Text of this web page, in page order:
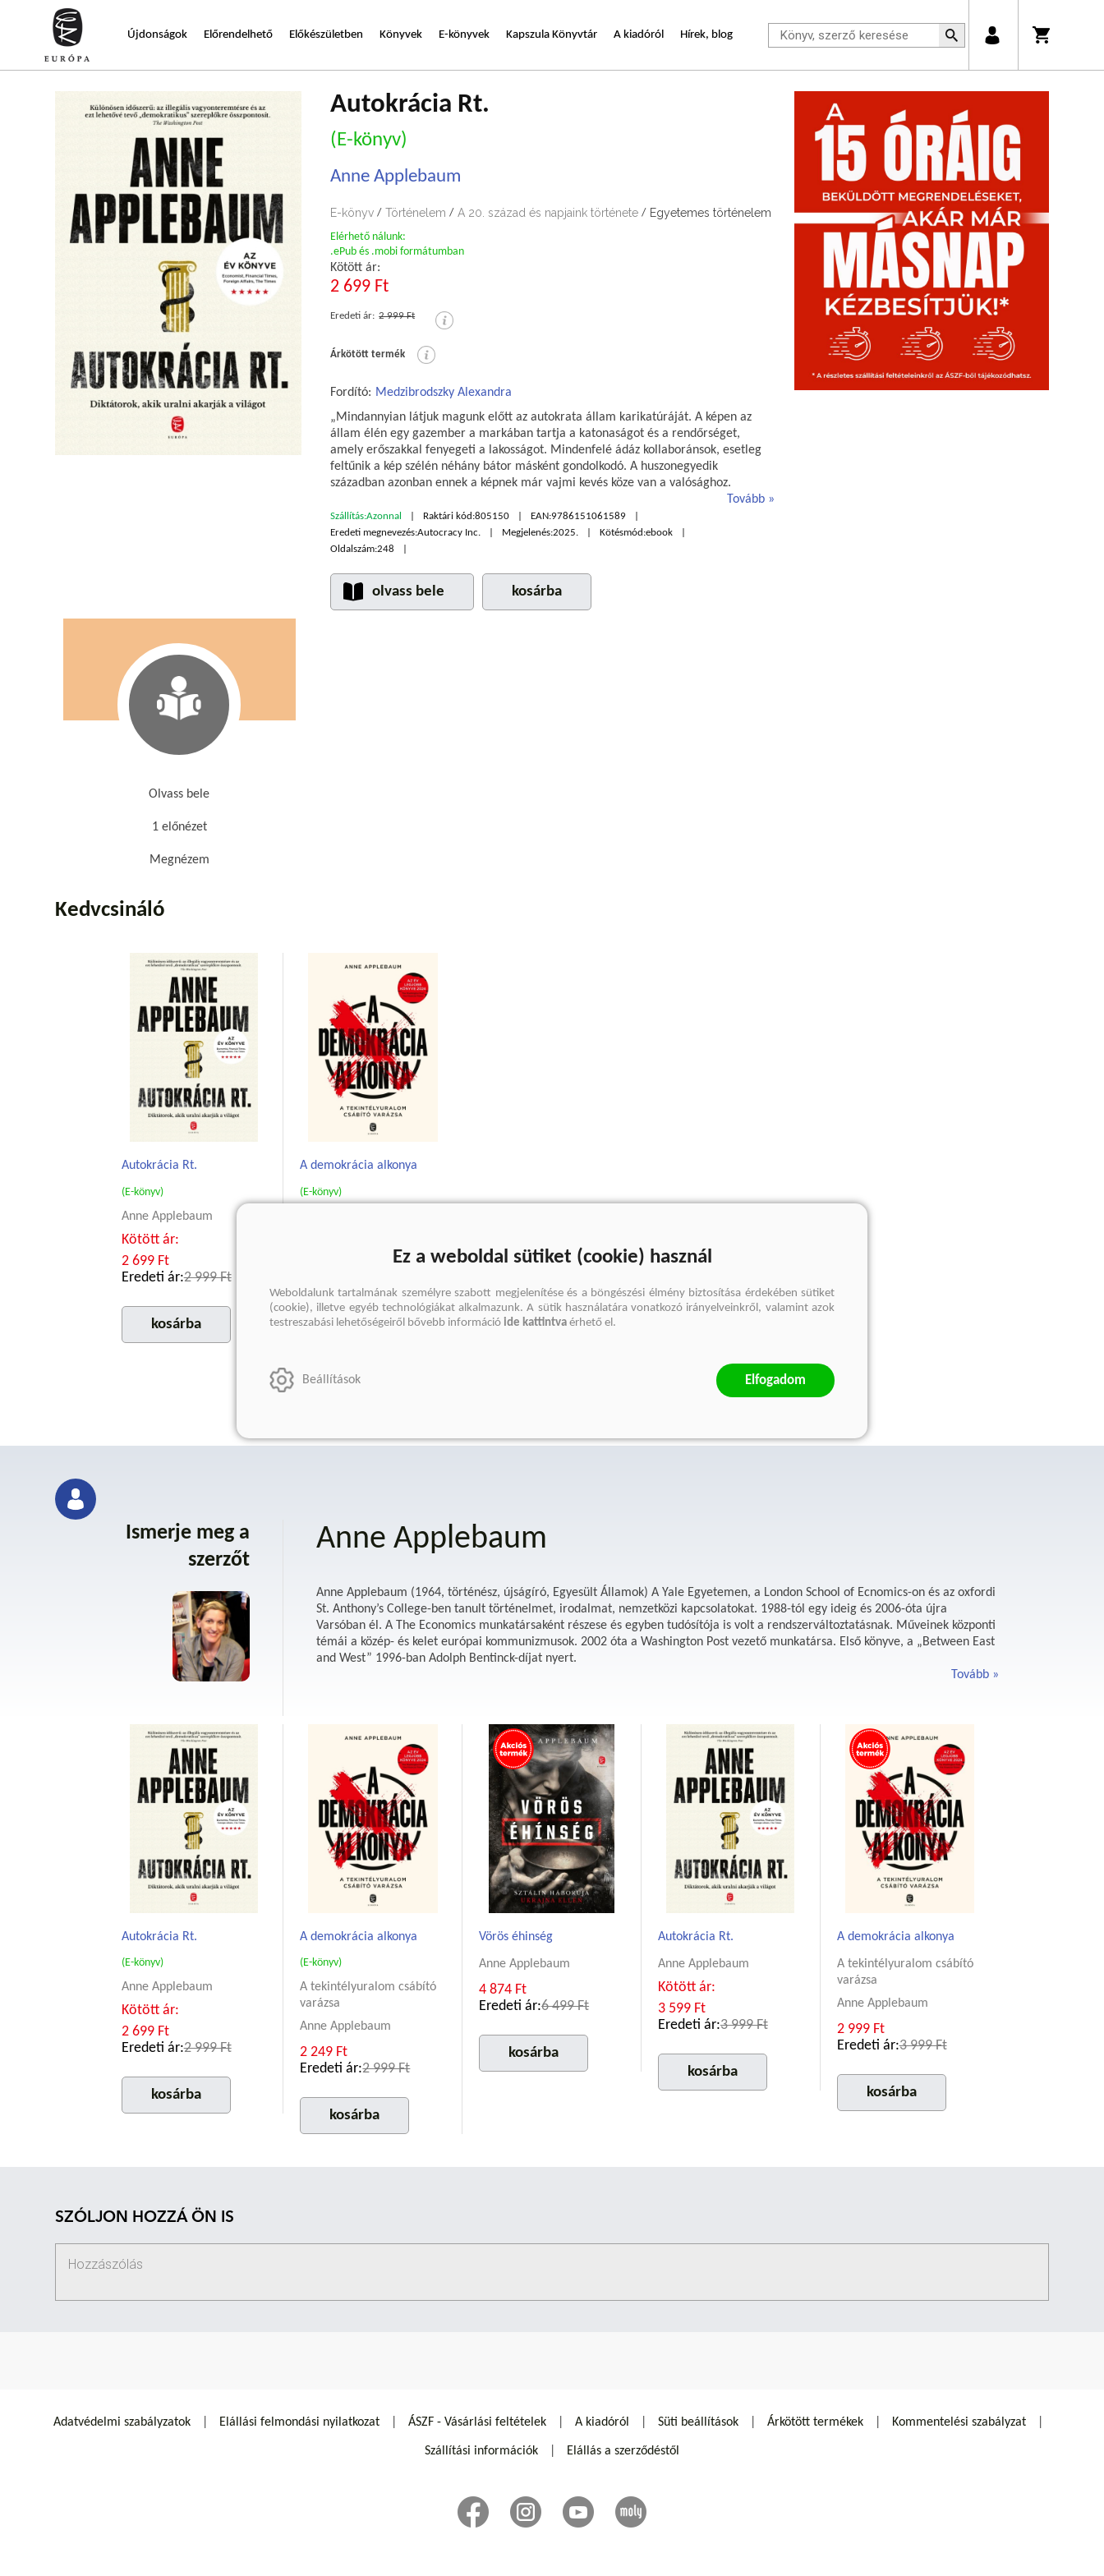
Újdonságok Előrendelhető Előkészületben Könyvek E-könyvek Kapszula Könyvtár A kiadóról Hírek, blog
Autokrácia Rt.
(E-könyv)
Anne Applebaum
E-könyv / Történelem / A 20. század és napjaink története / Egyetemes történelem
Elérhető nálunk:
.ePub és .mobi formátumban
Kötött ár:
2 699 Ft
Eredeti ár: 2 999 Ft
Árkötött termék
Fordító: Medzibrodszky Alexandra
„Mindannyian látjuk magunk előtt az autokrata állam karikatúráját. A képen az
állam élén egy gazember a markában tartja a katonaságot és a rendőrséget,
amely erőszakkal fenyegeti a lakosságot. Mindenfelé ádáz kollaboránsok, esetleg
feltűnik a kép szélén néhány bátor másként gondolkodó. A huszonegyedik
században azonban ennek a képnek már vajmi kevés köze van a valósághoz.
Tovább
Szállítás:Azonnal Raktári kód:805150 EAN:9786151061589
Eredeti megnevezés:Autocracy Inc. Megjelenés:2025. Kötésmód:ebook
Oldalszám:248
olvass bele kosárba
Olvass bele
1 előnézet
Megnézem
Kedvcsináló
Autokrácia Rt.
(E-könyv)
Anne Applebaum
Kötött ár:
2 699 Ft
Eredeti ár:2 999 Ft
kosárba
A demokrácia alkonya
(E-könyv)
Eredeti ár:2 999 Ft
Ismerje meg a
szerzőt
Anne Applebaum
Anne Applebaum (1964, történész, újságíró, Egyesült Államok) A Yale Egyetemen, a London School of Ecnomics-on és az oxfordi
St. Anthony’s College-ben tanult történelmet, irodalmat, nemzetközi kapcsolatokat. 1988-tól egy ideig és 2006-óta újra
Varsóban él. A The Economics munkatársaként részese és egyben tudósítója is volt a rendszerváltoztatásnak. Műveinek központi
témái a közép- és kelet európai kommunizmusok. 2002 óta a Washington Post vezető munkatársa. Első könyve, a „Between East
and West” 1996-ban Adolph Bentinck-díjat nyert.
Tovább
Autokrácia Rt.
(E-könyv)
Anne Applebaum
Kötött ár:
2 699 Ft
Eredeti ár:2 999 Ft
kosárba
A demokrácia alkonya
(E-könyv)
A tekintélyuralom csábító
varázsa
Anne Applebaum
2 249 Ft
Eredeti ár:2 999 Ft
kosárba
Vörös éhinség
Anne Applebaum
4 874 Ft
Eredeti ár:6 499 Ft
kosárba
Autokrácia Rt.
Anne Applebaum
Kötött ár:
3 599 Ft
Eredeti ár:3 999 Ft
kosárba
A demokrácia alkonya
A tekintélyuralom csábító
varázsa
Anne Applebaum
2 999 Ft
Eredeti ár:3 999 Ft
kosárba
SZÓLJON HOZZÁ ÖN IS
Adatvédelmi szabályzatok Elállási felmondási nyilatkozat ÁSZF - Vásárlási feltételek A kiadóról Süti beállítások Árkötött termékek Kommentelési szabályzat
Szállítási információk Elállás a szerződéstől
Ez a weboldal sütiket (cookie) használ
Weboldalunk tartalmának személyre szabott megjelenítése és a böngészési élmény biztosítása érdekében sütiket
(cookie), illetve egyéb technológiákat alkalmazunk. A sütik használatára vonatkozó irányelveinkről, valamint azok
testreszabási lehetőségeiről bővebb információ ide kattintva érhető el.
Beállítások Elfogadom